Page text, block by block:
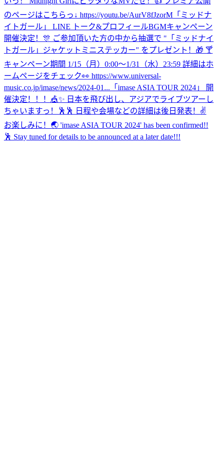
のページはこちらっ↓ https://youtu.be/AurV8fJzorM 「ミッドナ
イトガール」 LINE トーク&プロフィールBGMキャンペーン
開催決定！🎊 ご参加頂いた方の中から抽選で "「ミッドナイ
トガール」ジャケットミニステッカー" をプレゼント！🎁 🍸
キャンペーン期間 1/15（月）0:00〜1/31（水）23:59 詳細はホ
ームページをチェック👀 https://www.universal-
music.co.jp/imase/news/2024-01... 「imase ASIA TOUR 2024」 開
催決定！！！🎪✨ 日本を飛び出し、アジアでライブツアーし
ちゃいますっ！🕺🕺 日程や会場などの詳細は後日発表！✌️
お楽しみに！🌏 'imase ASIA TOUR 2024' has been confirmed!!
🕺 Stay tuned for details to be announced at a later date!!!